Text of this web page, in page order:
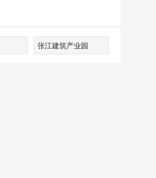
张江建筑产业园